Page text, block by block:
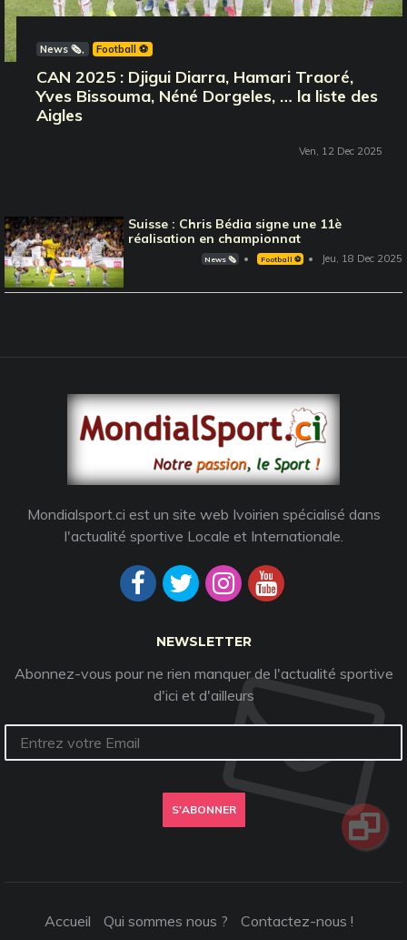
News 🗞️ Football ⚽️
CAN 2025 : Djigui Diarra, Hamari Traoré,
Yves Bissouma, Néné Dorgeles, … la liste des
Aigles
Ven, 12 Dec 2025
Suisse : Chris Bédia signe une 11è
réalisation en championnat
News 🗞️ Football ⚽️ Jeu, 18 Dec 2025
Mondialsport.ci est un site web Ivoirien spécialisé dans
l'actualité sportive Locale et Internationale.
NEWSLETTER
Abonnez-vous pour ne rien manquer de l'actualité sportive
d'ici et d'ailleurs
S'ABONNER
Accueil Qui sommes nous ? Contactez-nous !